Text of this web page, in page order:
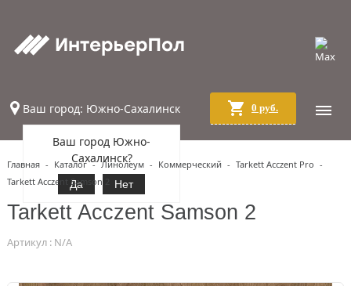
Ваш город: Южно-Сахалинск
Ваш город Южно-
Сахалинск?
Да Нет
0 руб.
Главная - Каталог - Линолеум - Коммерческий - Tarkett Acczent Pro -
Tarkett Acczent Samson 2
Tarkett Acczent Samson 2
Артикул : N/A